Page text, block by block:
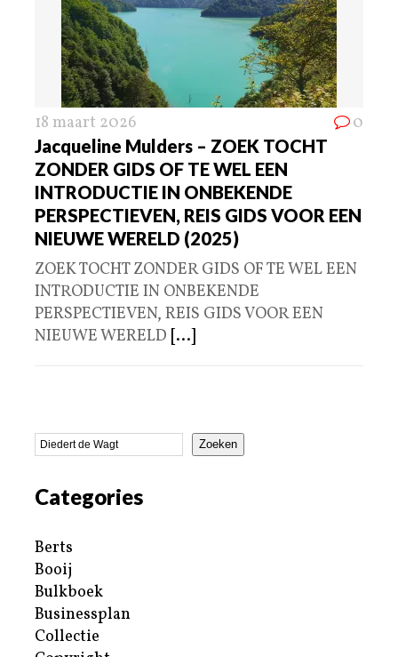
18 maart 2026 0
Jacqueline Mulders – ZOEK TOCHT
ZONDER GIDS OF TE WEL EEN
INTRODUCTIE IN ONBEKENDE
PERSPECTIEVEN, REIS GIDS VOOR EEN
NIEUWE WERELD (2025)
ZOEK TOCHT ZONDER GIDS OF TE WEL EEN
INTRODUCTIE IN ONBEKENDE
PERSPECTIEVEN, REIS GIDS VOOR EEN
NIEUWE WERELD [...]
Zoeken
Categories
Berts
Booij
Bulkboek
Businessplan
Collectie